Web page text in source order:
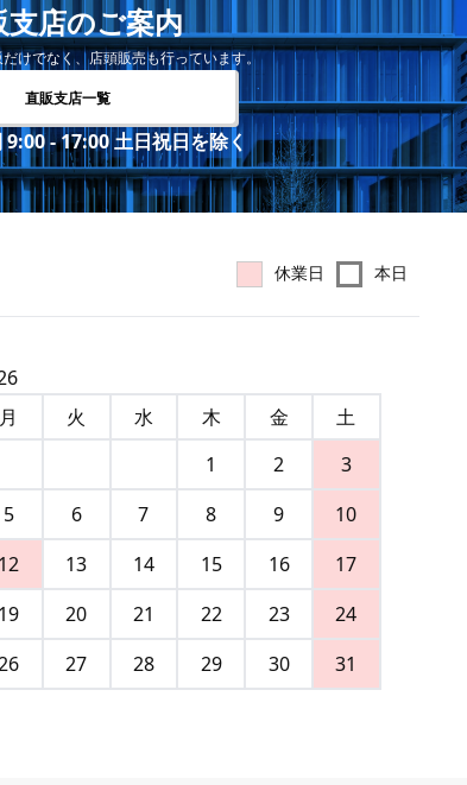
支店のご案内
けでなく、店頭販売も行っています。
直販支店一覧
- 17:00 土日祝日を除く
休業日 本日
月 火 水 木 金
土
1
2
3
5 6 7 8 9
10
12 13 14 15 16
17
19 20 21 22 23
24
27 28 29 30 31